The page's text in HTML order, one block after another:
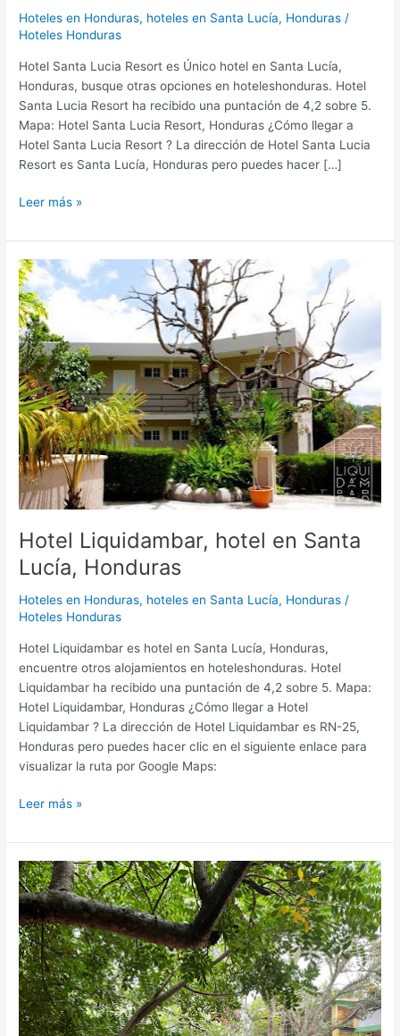
Hoteles en Honduras, hoteles en Santa Lucía, Honduras /
Hoteles Honduras
Hotel Santa Lucia Resort es Único hotel en Santa Lucía,
Honduras, busque otras opciones en hoteleshonduras. Hotel
Santa Lucia Resort ha recibido una puntación de 4,2 sobre 5.
Mapa: Hotel Santa Lucia Resort, Honduras ¿Cómo llegar a
Hotel Santa Lucia Resort ? La dirección de Hotel Santa Lucia
Resort es Santa Lucía, Honduras pero puedes hacer […]
Leer más »
Hotel Liquidambar, hotel en Santa
Lucía, Honduras
Hoteles en Honduras, hoteles en Santa Lucía, Honduras /
Hoteles Honduras
Hotel Liquidambar es hotel en Santa Lucía, Honduras,
encuentre otros alojamientos en hoteleshonduras. Hotel
Liquidambar ha recibido una puntación de 4,2 sobre 5. Mapa:
Hotel Liquidambar, Honduras ¿Cómo llegar a Hotel
Liquidambar ? La dirección de Hotel Liquidambar es RN-25,
Honduras pero puedes hacer clic en el siguiente enlace para
visualizar la ruta por Google Maps:
Hotel
Liquidambar,
hotel
en
Santa
Lucía,
Honduras
Leer más »
HOTEL
TEXAS
GUEST
SANTA
LUCIA,
hotel
en
Santa
Lucía,